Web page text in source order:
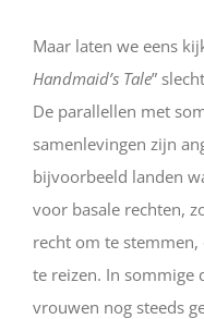
Maar laten we eens
Handmaid’s Tale”
De parallellen met
samenlevingen zijn
bijvoorbeeld landen
voor basale rechten,
recht om te
te reizen. In sommige
vrouwen nog steeds